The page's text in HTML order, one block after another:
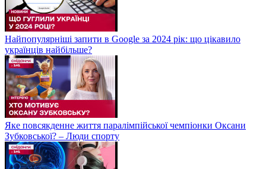
Найпопулярніші запити в Google за 2024 рік: що цікавило
українців найбільше?
Яке повсякденне життя паралімпійської чемпіонки Оксани
Зубковської? – Люди спорту